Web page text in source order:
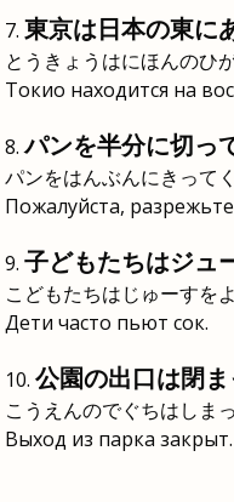
東京は日本の東に
とうきょうはにほんのひ
Токио находится на
パンを半分に切っ
パンをはんぶんにきってく
Пожалуйста,
子どもたちはジュ
こどもたちはじゅーすを
Дети часто пьют сок.
公園の出口は閉ま
こうえんのでぐちはしま
Выход из парка закрыт.